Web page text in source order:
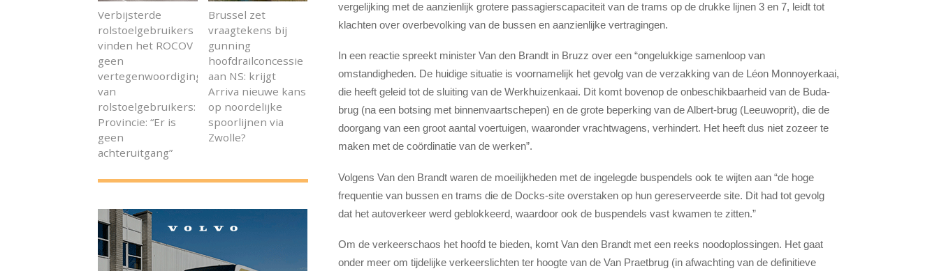
vergelijking met de aanzienlijk grotere passagierscapaciteit van de trams op de drukke lijnen 3 en 7, leidt tot
klachten over overbevolking van de bussen en aanzienlijke vertragingen.
In een reactie spreekt minister Van den Brandt in Bruzz over een “ongelukkige samenloop van
omstandigheden. De huidige situatie is voornamelijk het gevolg van de verzakking van de Léon Monnoyerkaai,
die heeft geleid tot de sluiting van de Werkhuizenkaai. Dit komt bovenop de onbeschikbaarheid van de Buda-
brug (na een botsing met binnenvaartschepen) en de grote beperking van de Albert-brug (Leeuwoprit), die de
doorgang van een groot aantal voertuigen, waaronder vrachtwagens, verhindert. Het heeft dus niet zozeer te
maken met de coördinatie van de werken”.
Volgens Van den Brandt waren de moeilijkheden met de ingelegde buspendels ook te wijten aan “de hoge
frequentie van bussen en trams die de Docks-site overstaken op hun gereserveerde site. Dit had tot gevolg
dat het autoverkeer werd geblokkeerd, waardoor ook de buspendels vast kwamen te zitten.”
Om de verkeerschaos het hoofd te bieden, komt Van den Brandt met een reeks noodoplossingen. Het gaat
onder meer om tijdelijke verkeerslichten ter hoogte van de Van Praetbrug (in afwachting van de definitieve
Verbijsterde
rolstoelgebruikers
vinden het ROCOV
geen
vertegenwoordiging
van
rolstoelgebruikers:
Provincie: “Er is
geen
achteruitgang”
Brussel zet
vraagtekens bij
gunning
hoofdrailconcessie
aan NS: krijgt
Arriva nieuwe kans
op noordelijke
spoorlijnen via
Zwolle?